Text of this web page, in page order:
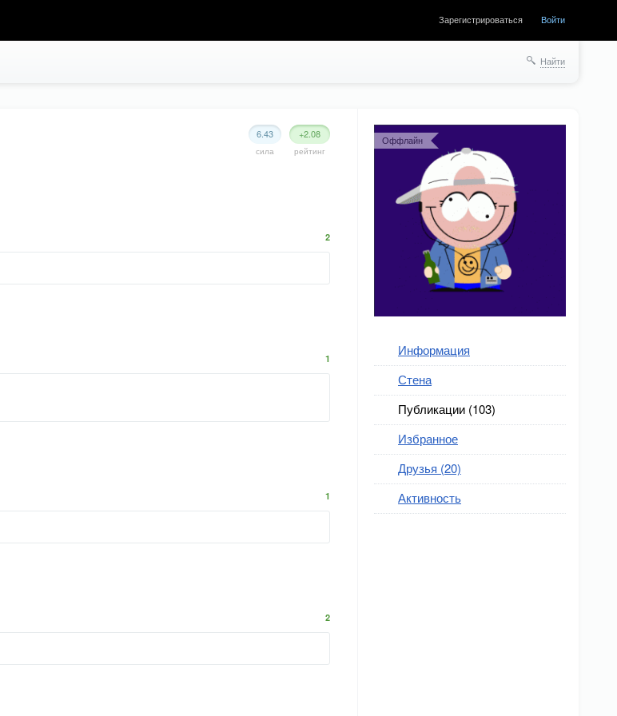
Зарегистрироваться Войти
Найти
Оффлайн
Информация
Стена
Публикации (103)
Избранное
Друзья (20)
Активность
+2.08
рейтинг
6.43
сила
2
1
1
2